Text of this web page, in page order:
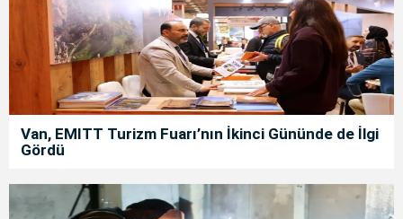
Van, EMITT Turizm Fuarı’nın İkinci Gününde de İlgi
Gördü